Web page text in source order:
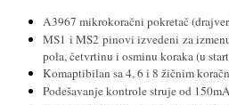
A3967 mikrokoračni pokretač
MS1 i MS2 pinovi izvedeni za
pola, četvrtinu i osminu koraka (u
Komaptibilan sa 4, 6 i 8 žičnim
Podešavanje kontrole struje od